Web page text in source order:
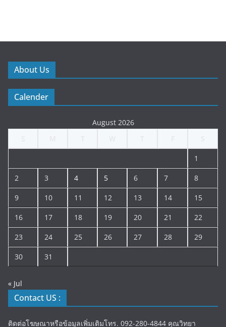
About Us
Calender
August 2026
1
2 3 4 5 6 7 8
9 10 11 12 13 14 15
16 17 18 19 20 21 22
23 24 25 26 27 28 29
30 31
« Jul
Contact US :
ติดต่อโฆษณาหรือข้อมูลเพิ่มเติมโทร. 092-280-4844 คุณวิทยา